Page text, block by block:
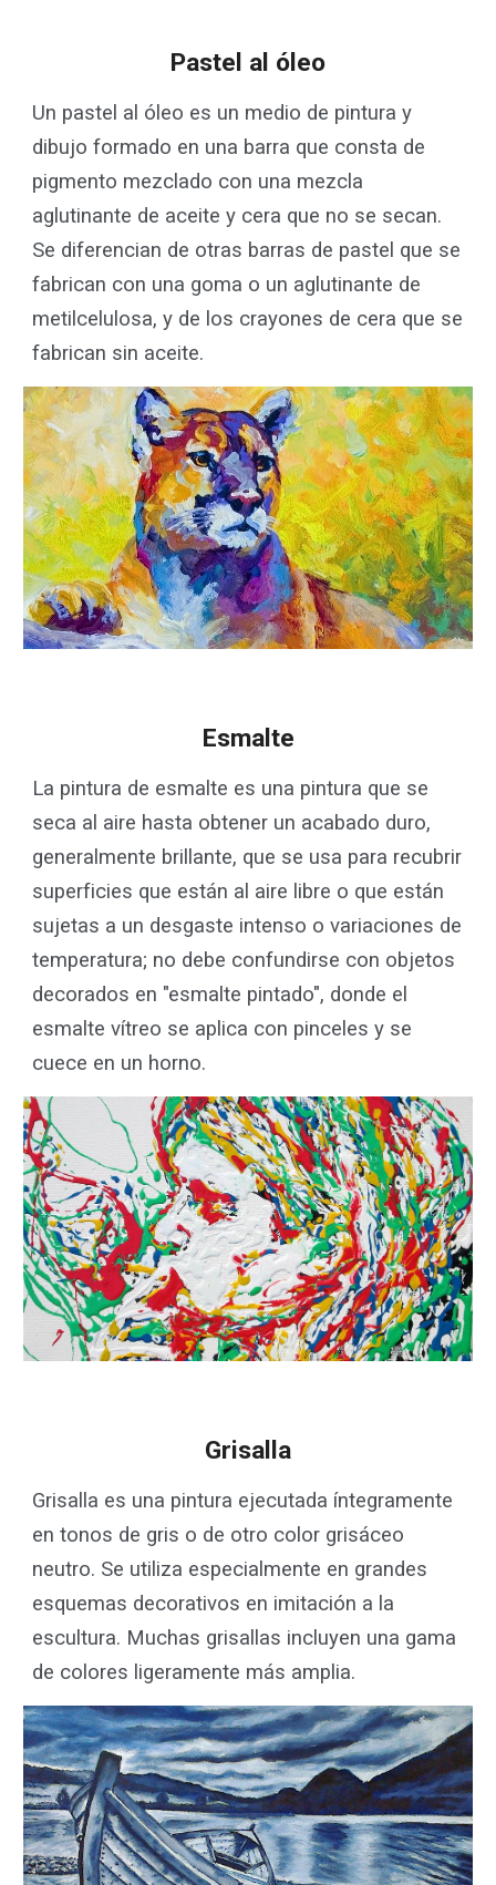
Pastel al óleo
Un pastel al óleo es un medio de pintura y
dibujo formado en una barra que consta de
pigmento mezclado con una mezcla
aglutinante de aceite y cera que no se secan.
Se diferencian de otras barras de pastel que se
fabrican con una goma o un aglutinante de
metilcelulosa, y de los crayones de cera que se
fabrican sin aceite.
Esmalte
La pintura de esmalte es una pintura que se
seca al aire hasta obtener un acabado duro,
generalmente brillante, que se usa para recubrir
superficies que están al aire libre o que están
sujetas a un desgaste intenso o variaciones de
temperatura; no debe confundirse con objetos
decorados en "esmalte pintado", donde el
esmalte vítreo se aplica con pinceles y se
cuece en un horno.
Grisalla
Grisalla es una pintura ejecutada íntegramente
en tonos de gris o de otro color grisáceo
neutro. Se utiliza especialmente en grandes
esquemas decorativos en imitación a la
escultura. Muchas grisallas incluyen una gama
de colores ligeramente más amplia.